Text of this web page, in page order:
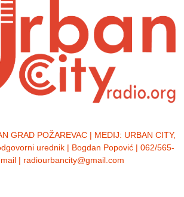
GRAD POŽAREVAC | MEDIJ: URBAN CITY,
urednik | Bogdan Popović | 062/565-
| radiourbancity@gmail.com